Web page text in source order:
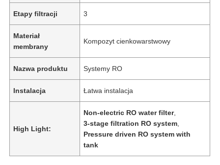
Etapy filtracji 3
Materiał
membrany
Kompozyt cienkowarstwowy
Nazwa produktu Systemy RO
Instalacja Łatwa instalacja
High Light:
Non-electric RO water filter,
3-stage filtration RO system
Pressure driven RO system with
tank